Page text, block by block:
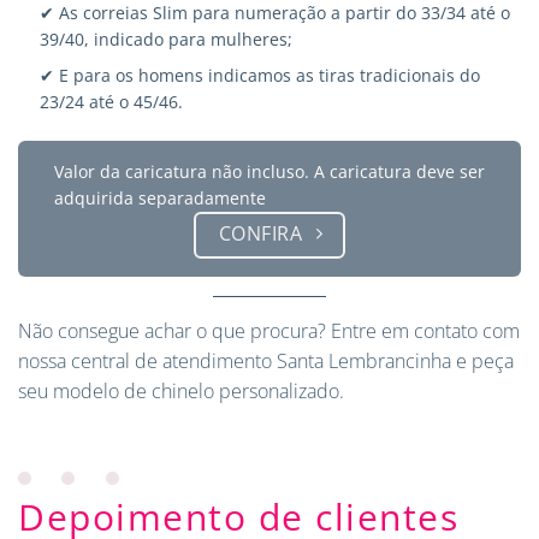
✔ As correias Slim para numeração a partir do 33/34 até o
39/40, indicado para mulheres;
✔ E para os homens indicamos as tiras tradicionais do
23/24 até o 45/46.
Valor da caricatura não incluso. A caricatura deve ser
adquirida separadamente
CONFIRA
Não consegue achar o que procura? Entre em contato com
nossa central de atendimento Santa Lembrancinha e peça
seu modelo de chinelo personalizado.
Depoimento de clientes